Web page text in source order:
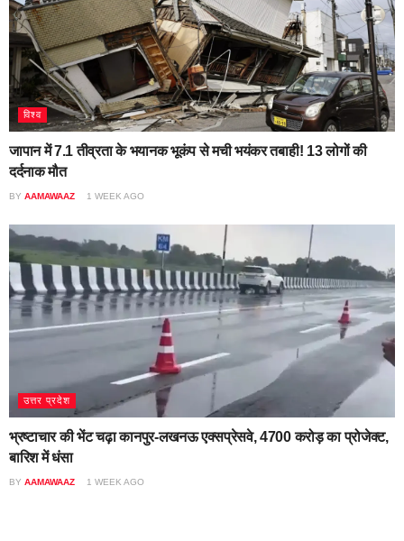
विश्व
जापान में 7.1 तीव्रता के भयानक भूकंप से मची भयंकर तबाही! 13 लोगों की
दर्दनाक मौत
BY AAMAWAAZ 1 WEEK AGO
उत्तर प्रदेश
भ्रष्टाचार की भेंट चढ़ा कानपुर-लखनऊ एक्सप्रेसवे, 4700 करोड़ का प्रोजेक्ट,
बारिश में धंसा
BY AAMAWAAZ 1 WEEK AGO